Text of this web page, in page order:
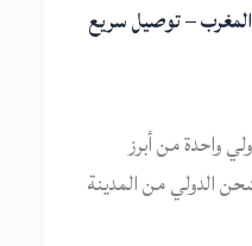
– توصيل سريع
واحدة من أبرز
الدولي من المدينة